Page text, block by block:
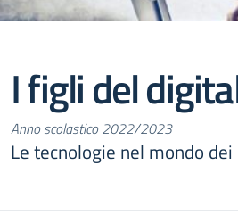
I figli del
Anno scolastico 2022/2023
Le tecnologie nel mondo